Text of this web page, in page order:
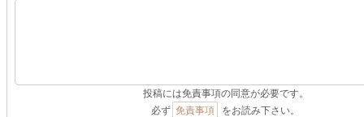
投稿には免責事項の同意が必要です。
必ず 免責事項
をお読み下さい。